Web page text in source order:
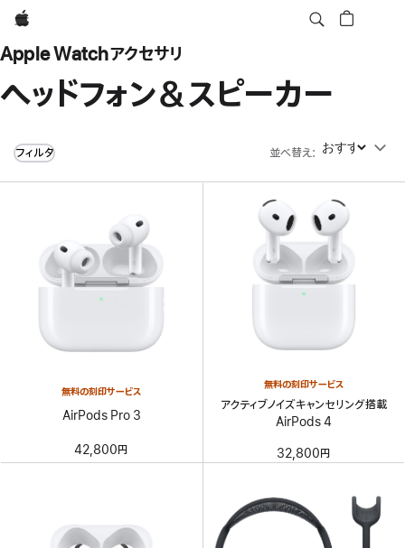
Apple
Apple Watchアクセサリ
ヘッドフォン＆スピーカー
フィルタ 並べ替え: 並べ替え
無料の刻印サービス
AirPods Pro 3
42,800円
無料の刻印サービス
アクティブノイズキャンセリング搭載
AirPods 4
32,800円